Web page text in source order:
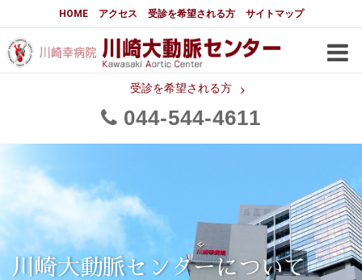
HOME アクセス 受診を希望される方 サイトマップ
受診を希望される方
044 544 4611
大動脈センターについて
はじめに 大動脈センターについて
メディアでの紹介
都道府県別患者マップ 都道府県別紹介病院
大動脈瘤について 基本編
3分でわかる大動脈瘤・大動脈
大動脈瘤
大動脈解離（解離性大動脈瘤）
川崎大動脈センターについて